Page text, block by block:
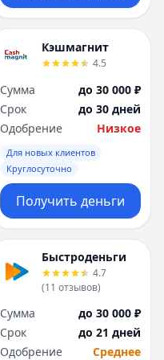
Кэшмагнит
4.5
Сумма
до 30 000 ₽
Срок
до 30 дней
Одобрение
Низкое
Для новых клиентов
Круглосуточно
Получить деньги
Быстроденьги
4.7
(11 отзывов)
Сумма
до 30 000 ₽
Срок
до 21 дней
Одобрение
Среднее